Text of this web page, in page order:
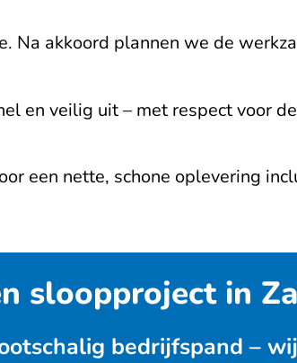
Na akkoord plannen we de
en veilig uit – met respect voor
een nette, schone oplevering
sloopproject in
bedrijfspand –